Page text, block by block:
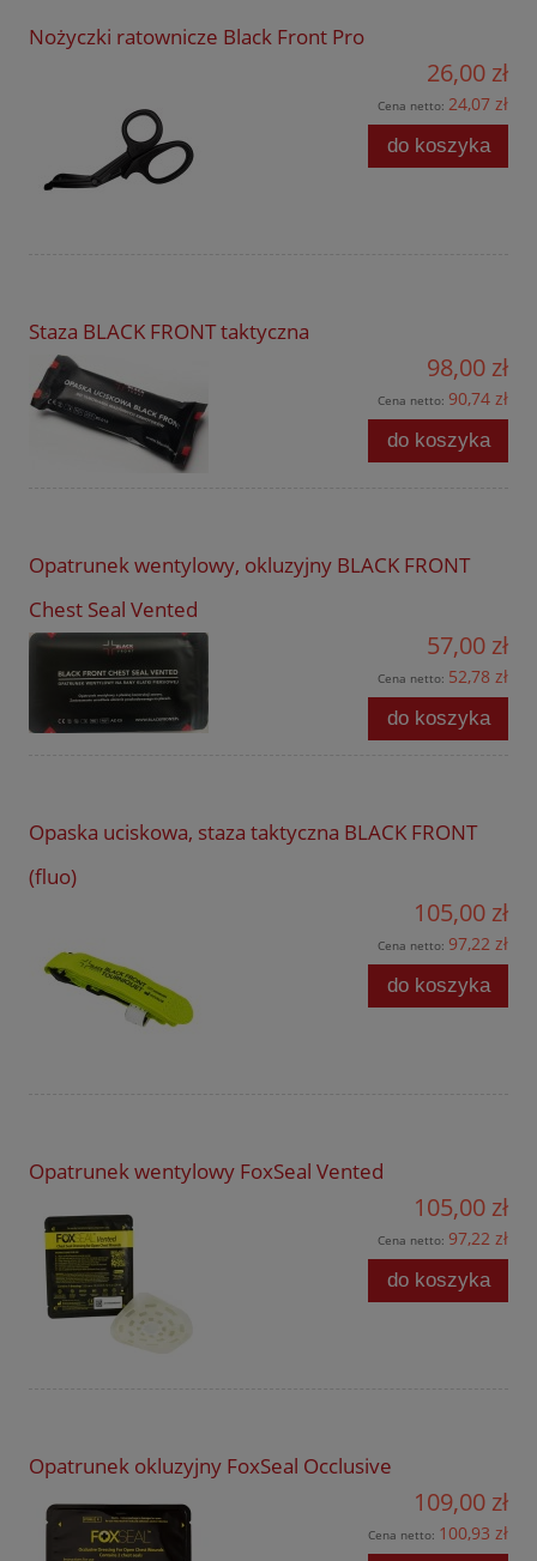
Nożyczki ratownicze Black Front Pro
26,00 zł
Cena netto: 24,07 zł
do koszyka
Staza BLACK FRONT taktyczna
98,00 zł
Cena netto: 90,74 zł
do koszyka
Opatrunek wentylowy, okluzyjny BLACK FRONT
Chest Seal Vented
57,00 zł
Cena netto: 52,78 zł
do koszyka
Opaska uciskowa, staza taktyczna BLACK FRONT
(fluo)
105,00 zł
Cena netto: 97,22 zł
do koszyka
Opatrunek wentylowy FoxSeal Vented
105,00 zł
Cena netto: 97,22 zł
do koszyka
Opatrunek okluzyjny FoxSeal Occlusive
109,00 zł
Cena netto: 100,93 zł